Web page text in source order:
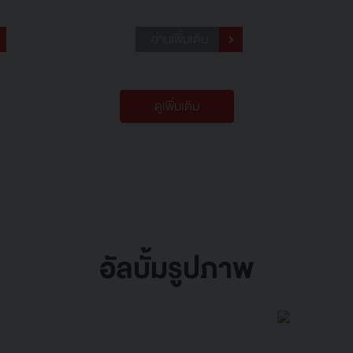
ดูเพิ่มเติม
อัลบั้มรูปภาพ